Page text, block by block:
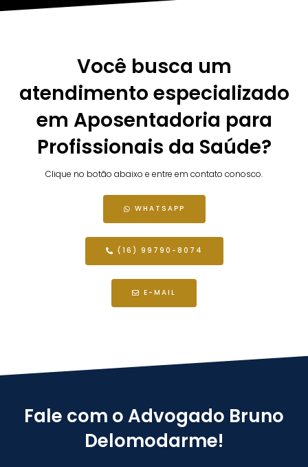
Você busca um
atendimento especializado
em Aposentadoria para
Profissionais da Saúde?
Clique no botão abaixo e entre em contato conosco.
WHATSAPP
(16) 99790-8074
E-MAIL
Fale com o Advogado Bruno
Delomodarme!